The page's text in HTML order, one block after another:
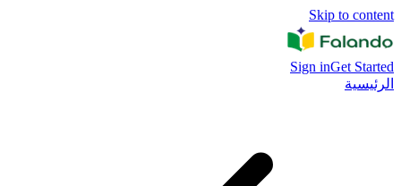
Skip to content
Sign inGet Started
الرئيسية